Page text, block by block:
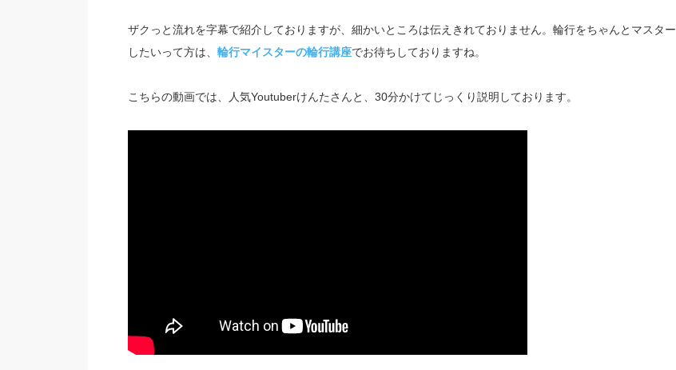
ザクっと流れを字幕で紹介しておりますが、細かいところは伝えきれておりません。輪行をちゃんとマスター
したいって方は、 輪行マイスターの輪行講座でお待ちしておりますね。
こちらの動画では、人気Youtuberけんたさんと、30分かけてじっくり説明しております。